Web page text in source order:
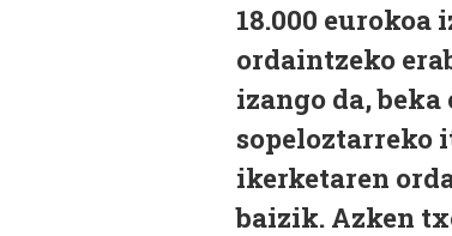
18.000 eurokoa
ordaintzeko
izango da,
sopeloztarreko
ikerketaren
baizik. Azken